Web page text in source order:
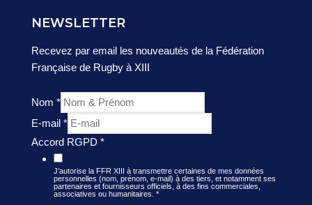
NEWSLETTER
Recevez par email les nouveautés de la Fédération
Française de Rugby à XIII
Nom *
E-mail *
Accord RGPD *
J’autorise la FFR XIII à transmettre certaines de mes données
personnelles (nom, prénom, e-mail) à des tiers, et notamment ses
partenaires et fournisseurs officiels, à des fins commerciales,
associatives ou humanitaires. *